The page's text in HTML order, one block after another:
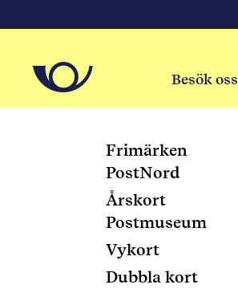
Besök oss
Frimärken
PostNord
Årskort
Postmuseum
Vykort
Dubbla kort